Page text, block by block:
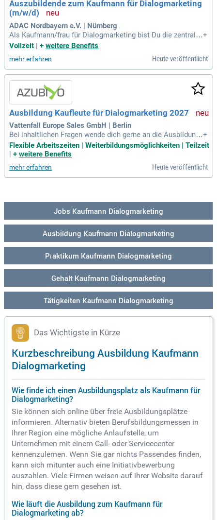
he wie Projektmanagement und moderne Technologien für
unterschiedliche Industrien, darunter Automotive und Medizi
ntechnik.
Auszubildende zum Kaufmann für Dialogmarketing
(m/w/d)
ADAC Nordbayern e.V. | Nürnberg
Als Kaufmann/frau für Dialogmarketing bist Du die zentrale
Anlaufstelle für unsere Mitglieder und Kunden. Du unterstütz
von der Reiseroute bis zur Kfz-Versicherung. In dieser Positi
on entwickelst Du Fachwissen über unsere umfangreichen
Produkte und Angebote. Mit einem mittleren Schulabschlus
s oder (Fach-)Abi bist Du bestens vorbereitet. Deine Begeist
erung für den persönlichen Kontakt motiviert Dich, ADAC-Pr
odukte erfolgreich zu vermarkten. Teamarbeit und eigene Ini
tiative sind für Dich wichtige Bestandteile auf dem Weg zum
Erfolg und zur attraktiven Ausbildungsvergütung.
+
Vollzeit | + weitere Benefits
mehr erfahren Heute veröffentlicht
Ausbildung Kaufleute für Dialogmarketing 2027
Vattenfall Europe Sales GmbH | Berlin
Bei inhaltlichen Fragen wende dich gerne an die Ausbildung
skoordinatorin Frau Nadine Balzereit unter nadine.balzereit
@vattenfall.de. Haben wir dein Interesse geweckt? Dann fre
+
Flexible Arbeitszeiten | Weiterbildungsmöglichkeiten | Teilzeit
| + weitere Benefits
mehr erfahren Heute veröffentlicht
Jobs Kaufmann Dialogmarketing
Ausbildung Kaufmann Dialogmarketing
Praktikum Kaufmann Dialogmarketing
Gehalt Kaufmann Dialogmarketing
Tätigkeiten Kaufmann Dialogmarketing
Das Wichtigste in Kürze
Kurzbeschreibung Ausbildung Kaufmann
Dialogmarketing
Wie finde ich einen Ausbildungsplatz als Kaufmann für
Dialogmarketing?
Sie können sich online über freie Ausbildungsplätze
informieren. Alternativ bieten Berufsbildungsmessen in
Ihrer Region eine mögliche Anlaufstelle, um
Unternehmen mit einem Call- oder Servicecenter
kennenzulernen. Wenn Sie gar nichts Passendes finden,
kann sich mitunter auch eine Initiativbewerbung
auszahlen. Viele Firmen weisen auf ihrer Website darauf
hin, dass diese gern gesehen ist.
Wie läuft die Ausbildung zum Kaufmann für
Dialogmarketing ab?